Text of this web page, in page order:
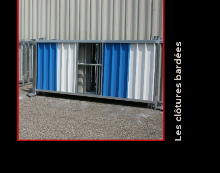
Les clôtures bardées